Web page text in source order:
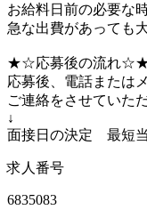
お給料日前の必要な
急な出費があっても
★☆応募後の流れ
応募後、電話または
ご連絡をさせていた
↓
面接日の決定 最短
求人番号
6835083